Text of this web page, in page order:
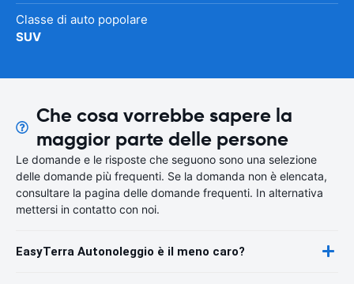
Classe di auto popolare
SUV
Che cosa vorrebbe sapere la
maggior parte delle persone
Le domande e le risposte che seguono sono una selezione
delle domande più frequenti. Se la domanda non è elencata,
consultare la pagina delle domande frequenti. In alternativa
mettersi in contatto con noi.
EasyTerra Autonoleggio è il meno caro?